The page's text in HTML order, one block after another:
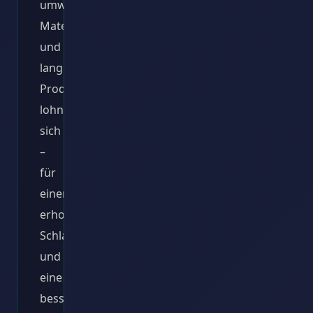
umweltfreundliche
Materialien
und
langlebige
Produkte
lohnt
sich
–
für
einen
erholsamen
Schlaf
und
eine
bessere